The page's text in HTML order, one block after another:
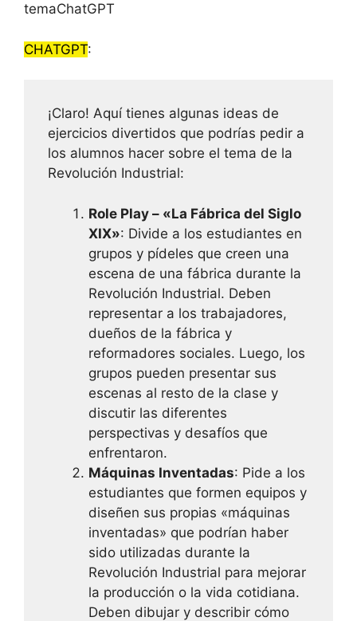
temaChatGPT
CHATGPT:
¡Claro! Aquí tienes algunas ideas de
ejercicios divertidos que podrías pedir a
los alumnos hacer sobre el tema de la
Revolución Industrial:
Role Play – «La Fábrica del Siglo
XIX»: Divide a los estudiantes en
grupos y pídeles que creen una
escena de una fábrica durante la
Revolución Industrial. Deben
representar a los trabajadores,
dueños de la fábrica y
reformadores sociales. Luego, los
grupos pueden presentar sus
escenas al resto de la clase y
discutir las diferentes
perspectivas y desafíos que
enfrentaron.
Máquinas Inventadas: Pide a los
estudiantes que formen equipos y
diseñen sus propias «máquinas
inventadas» que podrían haber
sido utilizadas durante la
Revolución Industrial para mejorar
la producción o la vida cotidiana.
Deben dibujar y describir cómo